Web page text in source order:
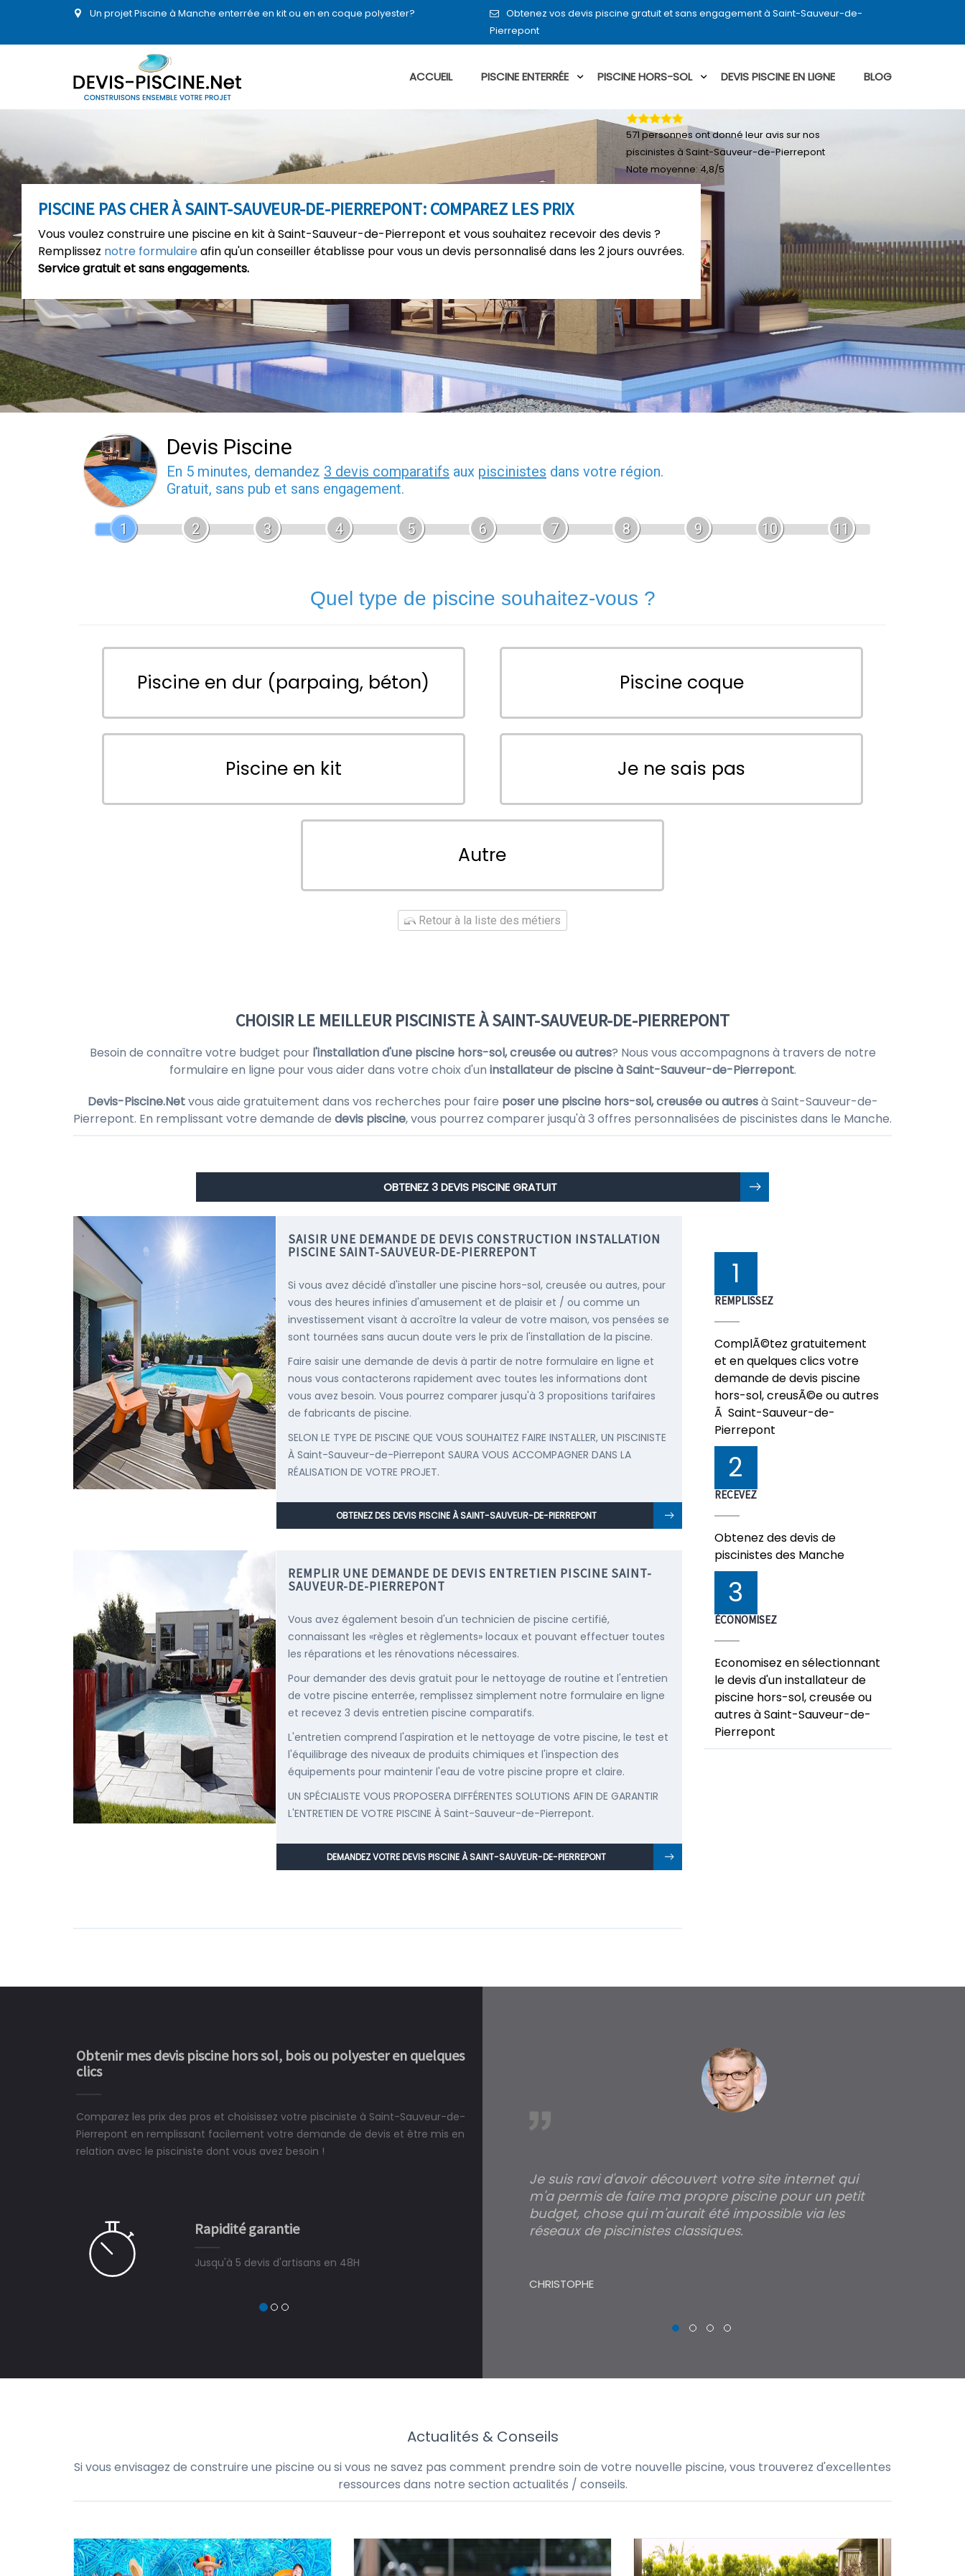
Un projet Piscine à Manche enterrée en kit ou en en coque polyester?
Obtenez vos devis piscine gratuit et sans engagement à Saint-Sauveur-de-
Pierrepont
ACCUEIL PISCINE ENTERRÉE PISCINE HORS-SOL DEVIS PISCINE EN LIGNE BLOG
PISCINE PAS CHER À SAINT-SAUVEUR-DE-PIERREPONT: COMPAREZ LES PRIX
Vous voulez construire une piscine en kit à Saint-Sauveur-de-Pierrepont et vous souhaitez recevoir des devis ?
Remplissez notre formulaireafin qu'un conseiller établisse pour vous un devis personnalisé dans les 2 jours ouvrées.
Service gratuit et sans engagements.
571personnes ont donné leuravis sur nos
piscinistes à Saint-Sauveur-de-Pierrepont
Note moyenne:4,8/5
Devis Piscine
En 5 minutes, demandez 3 devis comparatifs aux piscinistes dans votre région.
Gratuit, sans pub et sans engagement.
1 2 3 4 5 6 7 8 9 10 11
Quel type de piscine souhaitez-vous ?
Piscine en dur (parpaing, béton) Piscine coque
Piscine en kit Je ne sais pas
Autre
Retour à la liste des métiers
CHOISIR LE MEILLEUR PISCINISTE À SAINT-SAUVEUR-DE-PIERREPONT
Besoin de connaître votre budget pour l'installation d'une piscine hors-sol, creusée ou autres? Nous vous accompagnons à travers de notre
formulaire en ligne pour vous aider dans votre choix d'un installateur de piscine à Saint-Sauveur-de-Pierrepont.
Devis-Piscine.Netvous aide gratuitement dans vos recherches pour faire poser une piscine hors-sol, creusée ou autresà Saint-Sauveur-de-
Pierrepont. En remplissant votre demande de devis piscine, vous pourrez comparer jusqu'à 3 offres personnalisées de piscinistes dans le Manche.
OBTENEZ 3 DEVIS PISCINE GRATUIT
SAISIR UNE DEMANDE DE DEVIS CONSTRUCTION INSTALLATION
PISCINE SAINT-SAUVEUR-DE-PIERREPONT
Si vous avez décidé d'installer une piscine hors-sol, creusée ou autres, pour
vous des heures infinies d'amusement et de plaisir et / ou comme un
investissement visant à accroître la valeur de votre maison, vos pensées se
sont tournées sans aucun doute vers le prix de l'installation de la piscine.
Faire saisir une demande de devis à partir de notre formulaire en ligne et
nous vous contacterons rapidement avec toutes les informations dont
vous avez besoin. Vous pourrez comparer jusqu'à 3 propositions tarifaires
de fabricants de piscine.
SELON LE TYPE DE PISCINE QUE VOUS SOUHAITEZ FAIRE INSTALLER, UN PISCINISTE
À Saint-Sauveur-de-Pierrepont SAURA VOUS ACCOMPAGNER DANS LA
RÉALISATION DE VOTRE PROJET.
OBTENEZ DES DEVIS PISCINE À SAINT-SAUVEUR-DE-PIERREPONT
REMPLIR UNE DEMANDE DE DEVIS ENTRETIEN PISCINE SAINT-
SAUVEUR-DE-PIERREPONT
Vous avez également besoin d'un technicien de piscine certifié,
connaissant les «règles et règlements» locaux et pouvant effectuer toutes
les réparations et les rénovations nécessaires.
Pour demander des devis gratuit pour le nettoyage de routine et l'entretien
de votre piscine enterrée, remplissez simplement notre formulaire en ligne
et recevez 3 devis entretien piscine comparatifs.
L'entretien comprend l'aspiration et le nettoyage de votre piscine, le test et
l'équilibrage des niveaux de produits chimiques et l'inspection des
équipements pour maintenir l'eau de votre piscine propre et claire.
UN SPÉCIALISTE VOUS PROPOSERA DIFFÉRENTES SOLUTIONS AFIN DE GARANTIR
L'ENTRETIEN DE VOTRE PISCINE À Saint-Sauveur-de-Pierrepont.
DEMANDEZ VOTRE DEVIS PISCINE À SAINT-SAUVEUR-DE-PIERREPONT
1
REMPLISSEZ
ComplÃ©tez gratuitement
et en quelques clics votre
demande de devis piscine
hors-sol, creusÃ©e ou autres
Ã Saint-Sauveur-de-
Pierrepont
2
RECEVEZ
Obtenez des devis de
piscinistes des Manche
3
ÉCONOMISEZ
Economisez en sélectionnant
le devis d'un installateur de
piscine hors-sol, creusée ou
autres à Saint-Sauveur-de-
Pierrepont
Obtenir mes devis piscine hors sol, bois ou polyester en quelques
clics
Comparez les prix des pros et choisissez votre pisciniste à Saint-Sauveur-de-
Pierrepont en remplissant facilement votre demande de devis et être mis en
relation avec le pisciniste dont vous avez besoin !
Rapidité garantie
Jusqu'à 5 devis d'artisans en 48H
ne peut plus s'en passer.
Le rêve devient enfin réalité, une piscine est bien
construit chez moi.
Je suis ravi d'avoir découvert votre site internet qui
m'a permis de faire ma propre piscine pour un petit
budget, chose qui m'aurait été impossible via les
réseaux de piscinistes classiques.
CHRISTOPHE
Actualités & Conseils
Si vous envisagez de construire une piscine ou si vous ne savez pas comment prendre soin de votre nouvelle piscine, vous trouverez d'excellentes
ressources dans notre section actualités / conseils.